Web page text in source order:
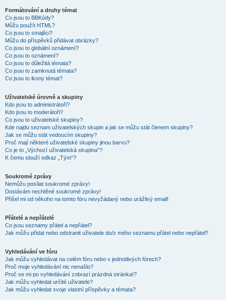
Formátování a druhy témat
Co jsou to BBKódy?
Můžu použít HTML?
Co jsou to smajlíci?
Můžu do příspěvků přidávat obrázky?
Co jsou to globální oznámení?
Co jsou to oznámení?
Co jsou to důležitá témata?
Co jsou to zamknutá témata?
Co jsou to ikony témat?
Uživatelské úrovně a skupiny
Kdo jsou to administrátoři?
Kdo jsou to moderátoři?
Co jsou to uživatelské skupiny?
Kde najdu seznam uživatelských skupin a jak se můžu stát členem skupiny?
Jak se můžu stát vedoucím skupiny?
Proč mají některé uživatelské skupiny jinou barvu?
Co je to „Výchozí uživatelská skupina“?
K čemu slouží odkaz „Tým“?
Soukromé zprávy
Nemůžu posílat soukromé zprávy!
Dostávám nechtěné soukromé zprávy!
Přišel mi od někoho na tomto fóru nevyžádaný nebo urážlivý email!
Přátelé a nepřátelé
Co jsou seznamy přátel a nepřátel?
Jak můžu přidat nebo odstranit uživatele do/z mého seznamu přátel nebo nepřátel?
Vyhledávání ve fóru
Jak můžu vyhledávat na celém fóru nebo v jednotlivých fórech?
Proč moje vyhledávání nic nenašlo?
Proč se mi po vyhledávání zobrazí prázdná stránka!?
Jak můžu vyhledat určité uživatele?
Jak můžu vyhledat svoje vlastní příspěvky a témata?